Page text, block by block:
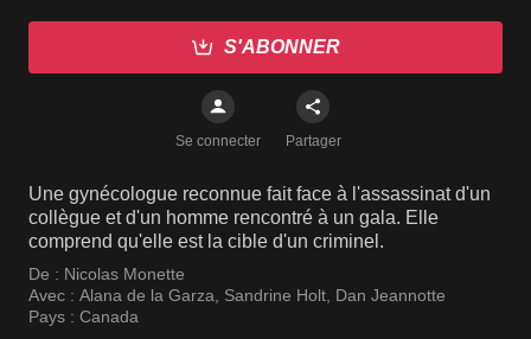
S'ABONNER
Se connecter Partager
Une gynécologue reconnue fait face à l'assassinat d'un
collègue et d'un homme rencontré à un gala. Elle
comprend qu'elle est la cible d'un criminel.
De : Nicolas Monette
Avec : Alana de la Garza Sandrine Holt Dan Jeannotte
Pays : Canada